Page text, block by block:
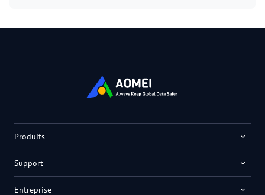
Produits
Support
Entreprise